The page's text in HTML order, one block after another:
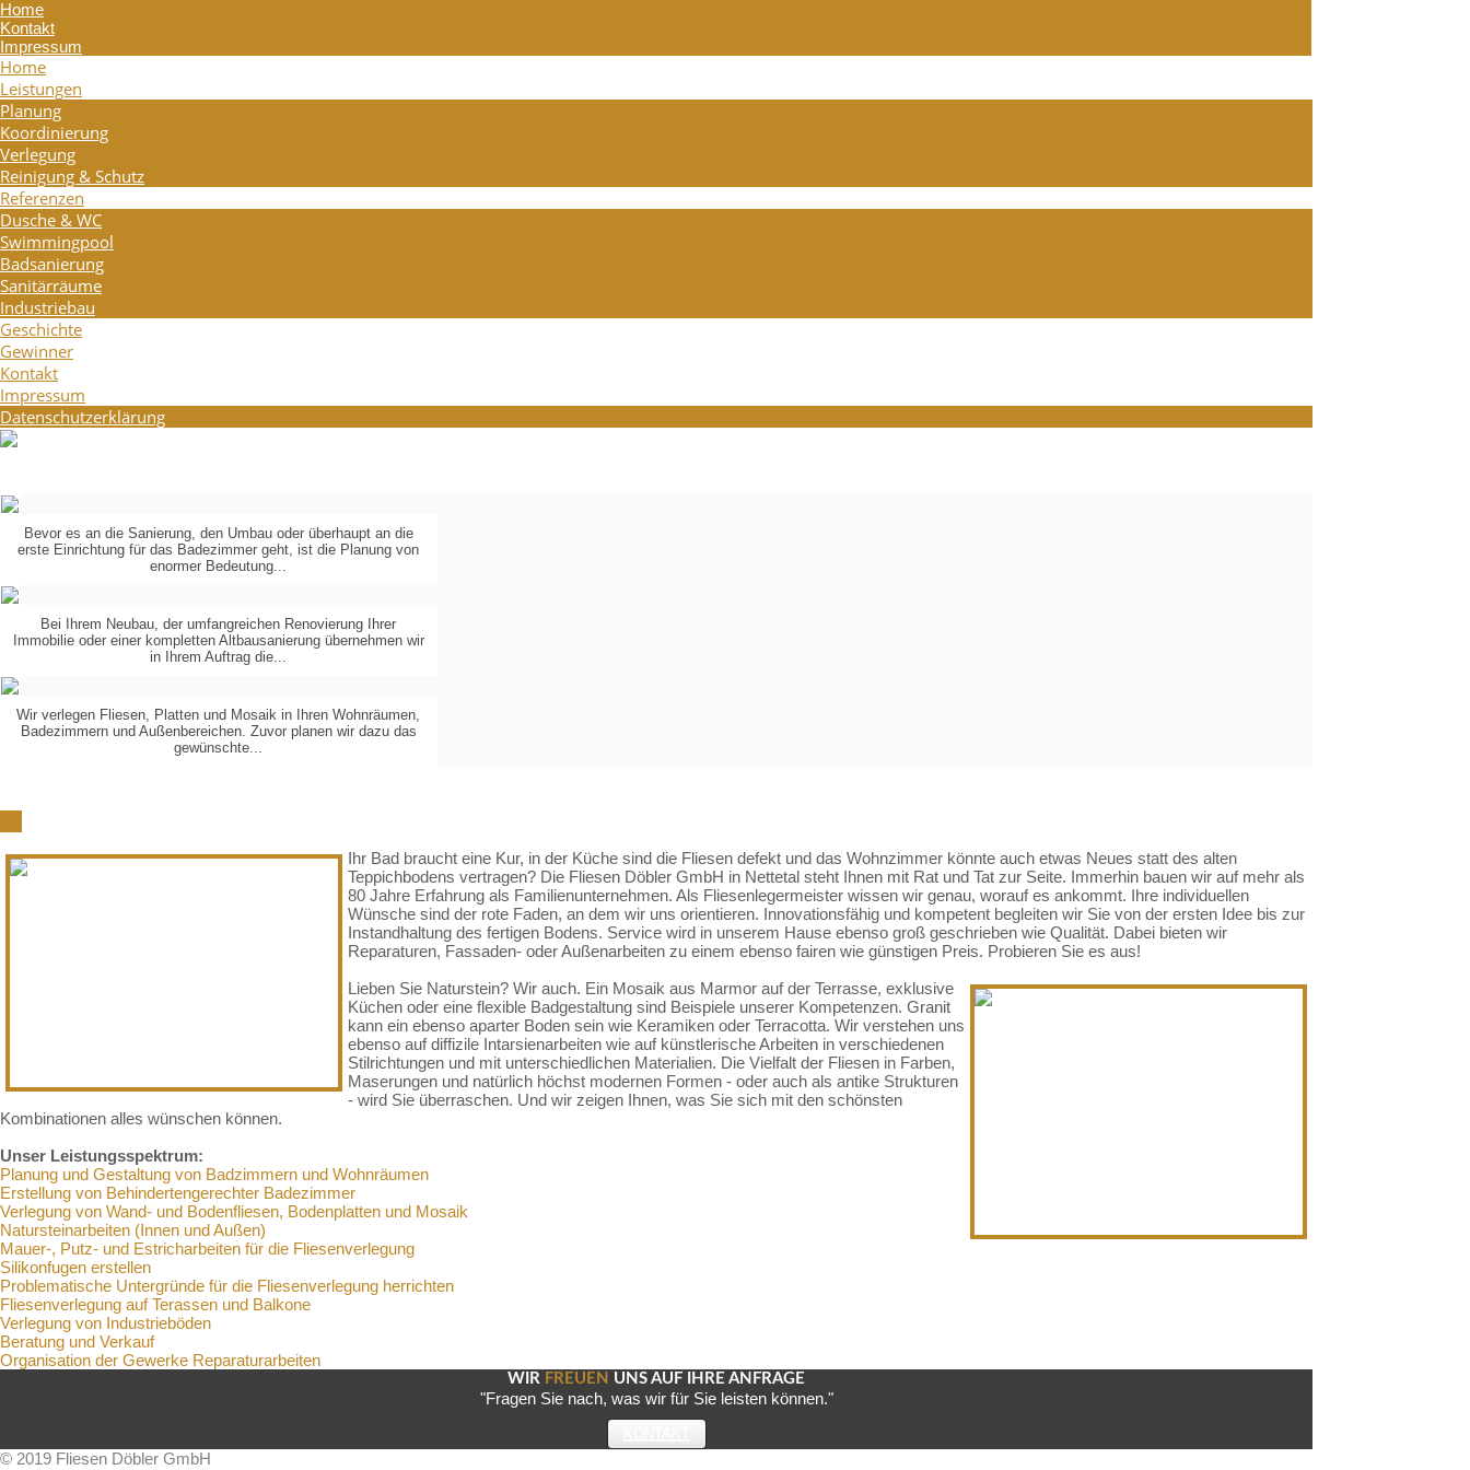
Home
Kontakt
Impressum
Home
Leistungen
Planung
Koordinierung
Verlegung
Reinigung & Schutz
Referenzen
Dusche & WC
Swimmingpool
Badsanierung
Sanitärräume
Industriebau
Geschichte
Gewinner
Kontakt
Impressum
Datenschutzerklärung
PLANUNG
IN
Bevor es an die Sanierung, den Umbau oder überhaupt an die
erste Einrichtung für das Badezimmer geht, ist die Planung von
enormer Bedeutung...
KOORDINIERUNGDER
Bei Ihrem Neubau, der umfangreichen Renovierung Ihrer
Immobilie oder einer kompletten Altbausanierung übernehmen wir
in Ihrem Auftrag die...
VON...
Wir verlegen Fliesen, Platten und Mosaik in Ihren Wohnräumen,
Badezimmern und Außenbereichen. Zuvor planen wir dazu das
gewünschte...
Ihr Bad braucht eine Kur, in der Küche sind die Fliesen defekt und das Wohnzimmer könnte auch etwas Neues statt des alten
Teppichbodens vertragen? Die Fliesen Döbler GmbH in Nettetal steht Ihnen mit Rat und Tat zur Seite. Immerhin bauen wir auf mehr als
80 Jahre Erfahrung als Familienunternehmen. Als Fliesenlegermeister wissen wir genau, worauf es ankommt. Ihre individuellen
Wünsche sind der rote Faden, an dem wir uns orientieren. Innovationsfähig und kompetent begleiten wir Sie von der ersten Idee bis zur
Instandhaltung des fertigen Bodens. Service wird in unserem Hause ebenso groß geschrieben wie Qualität. Dabei bieten wir
Reparaturen, Fassaden- oder Außenarbeiten zu einem ebenso fairen wie günstigen Preis. Probieren Sie es aus!
Lieben Sie Naturstein? Wir auch. Ein Mosaik aus Marmor auf der Terrasse, exklusive
Küchen oder eine flexible Badgestaltung sind Beispiele unserer Kompetenzen. Granit
kann ein ebenso aparter Boden sein wie Keramiken oder Terracotta. Wir verstehen uns
ebenso auf diffizile Intarsienarbeiten wie auf künstlerische Arbeiten in verschiedenen
Stilrichtungen und mit unterschiedlichen Materialien. Die Vielfalt der Fliesen in Farben,
Maserungen und natürlich höchst modernen Formen - oder auch als antike Strukturen
- wird Sie überraschen. Und wir zeigen Ihnen, was Sie sich mit den schönsten
Kombinationen alles wünschen können.
Unser Leistungsspektrum:
Planung und Gestaltung von Badzimmern und Wohnräumen
Erstellung von Behindertengerechter Badezimmer
Verlegung von Wand- und Bodenfliesen, Bodenplatten und Mosaik
Natursteinarbeiten (Innen und Außen)
Mauer-, Putz- und Estricharbeiten für die Fliesenverlegung
Silikonfugen erstellen
Problematische Untergründe für die Fliesenverlegung herrichten
Fliesenverlegung auf Terassen und Balkone
Verlegung von Industrieböden
Beratung und Verkauf
Organisation der Gewerke Reparaturarbeiten
WIR FREUEN UNS AUF IHRE ANFRAGE
"Fragen Sie nach, was wir für Sie leisten können."
© 2019 Fliesen Döbler GmbH